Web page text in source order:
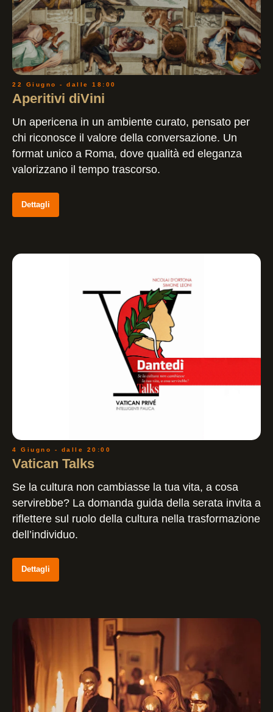
22 Giugno - dalle 18:00
Aperitivi diVini
Un apericena in un ambiente curato, pensato per
chi riconosce il valore della conversazione. Un
format unico a Roma, dove qualità ed eleganza
valorizzano il tempo trascorso.
Dettagli
4 Giugno - dalle 20:00
Vatican Talks
Se la cultura non cambiasse la tua vita, a cosa
servirebbe? La domanda guida della serata invita a
riflettere sul ruolo della cultura nella trasformazione
dell’individuo.
Dettagli